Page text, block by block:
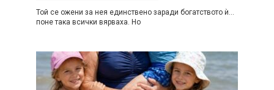
Той се ожени за нея единствено заради богатството ѝ…
поне така всички вярваха. Но